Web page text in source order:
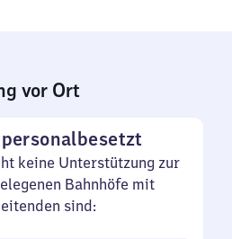
vor Ort
keine Unterstützung zur
Bahnhöfe mit
sind: